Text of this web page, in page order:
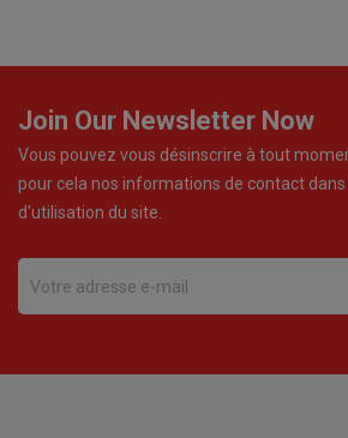
Join Our Newsletter Now
Vous pouvez vous désinscrire à tout
pour cela nos informations de contact
d'utilisation du site.